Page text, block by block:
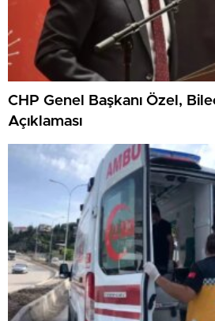
CHP Genel Başkanı Özel,
Açıklaması